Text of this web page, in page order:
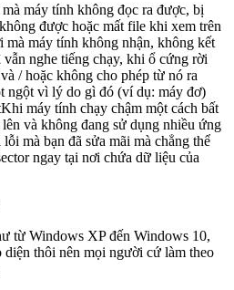
máy tính không đọc ra được, bị
được hoặc mất file khi xem trên
máy tính không nhận, không kết
nghe tiếng chạy, khi ổ cứng rời
/ hoặc không cho phép từ nó ra
ngột vì lý do gì đó (ví dụ: máy đơ)
máy tính chạy chậm một cách bất
và không đang sử dụng nhiều ứng
mà bạn đã sửa mãi mà chẳng thể
ngay tại nơi chứa dữ liệu của
từ Windows XP đến Windows 10,
thôi nên mọi người cứ làm theo